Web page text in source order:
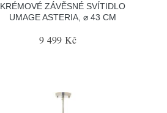
KRÉMOVÉ ZÁVĚSNÉ SVÍTIDLO
UMAGE ASTERIA, ⌀ 43 CM
9 499 Kč